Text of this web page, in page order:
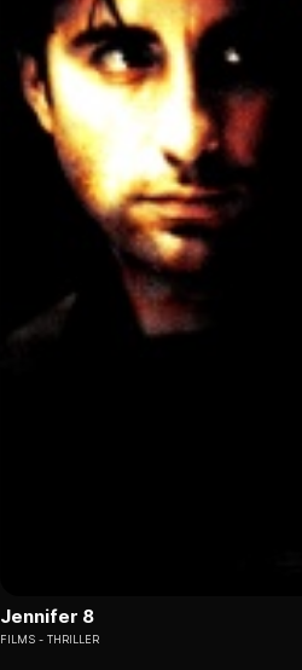
Jennifer 8
FILMS THRILLER